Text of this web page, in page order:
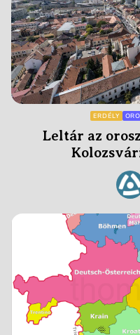
ERDÉLY
Leltár az